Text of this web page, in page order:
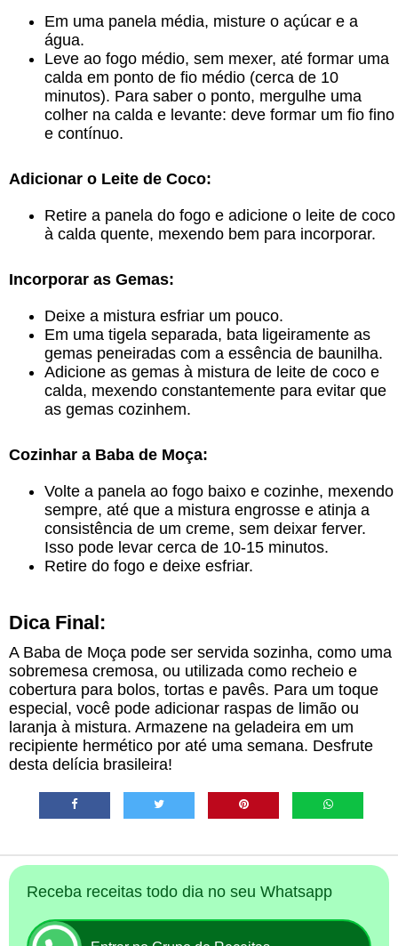
Em uma panela média, misture o açúcar e a
água.
Leve ao fogo médio, sem mexer, até formar uma
calda em ponto de fio médio (cerca de 10
minutos). Para saber o ponto, mergulhe uma
colher na calda e levante: deve formar um fio fino
e contínuo.
Adicionar o Leite de Coco:
Retire a panela do fogo e adicione o leite de coco
à calda quente, mexendo bem para incorporar.
Incorporar as Gemas:
Deixe a mistura esfriar um pouco.
Em uma tigela separada, bata ligeiramente as
gemas peneiradas com a essência de baunilha.
Adicione as gemas à mistura de leite de coco e
calda, mexendo constantemente para evitar que
as gemas cozinhem.
Cozinhar a Baba de Moça:
Volte a panela ao fogo baixo e cozinhe, mexendo
sempre, até que a mistura engrosse e atinja a
consistência de um creme, sem deixar ferver.
Isso pode levar cerca de 10-15 minutos.
Retire do fogo e deixe esfriar.
Dica Final:
A Baba de Moça pode ser servida sozinha, como uma
sobremesa cremosa, ou utilizada como recheio e
cobertura para bolos, tortas e pavês. Para um toque
especial, você pode adicionar raspas de limão ou
laranja à mistura. Armazene na geladeira em um
recipiente hermético por até uma semana. Desfrute
desta delícia brasileira!
Receba receitas todo dia no seu Whatsapp